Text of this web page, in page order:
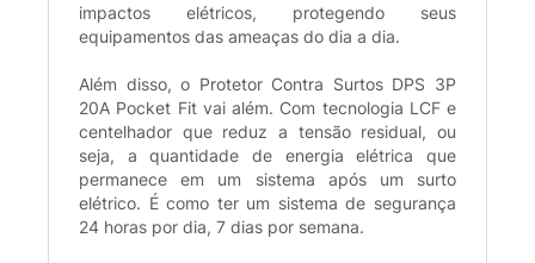
impactos elétricos, protegendo seus
equipamentos das ameaças do dia a dia.
Além disso, o Protetor Contra Surtos DPS 3P
20A Pocket Fit vai além. Com tecnologia LCF e
centelhador que reduz a tensão residual, ou
seja, a quantidade de energia elétrica que
permanece em um sistema após um surto
elétrico. É como ter um sistema de segurança
24 horas por dia, 7 dias por semana.